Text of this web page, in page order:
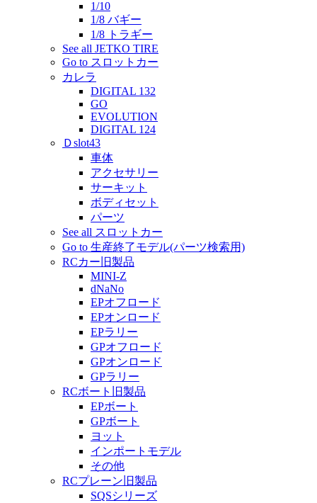
1/10
1/8 バギー
1/8 トラギー
See all JETKO TIRE
Go to スロットカー
カレラ
DIGITAL 132
GO
EVOLUTION
DIGITAL 124
Ｄslot43
車体
アクセサリー
サーキット
ボディセット
パーツ
See all スロットカー
Go to 生産終了モデル(パーツ検索用)
RCカー旧製品
MINI-Z
dNaNo
EPオフロード
EPオンロード
EPラリー
GPオフロード
GPオンロード
GPラリー
RCボート旧製品
EPボート
GPボート
ヨット
インポートモデル
その他
RCプレーン旧製品
SQSシリーズ